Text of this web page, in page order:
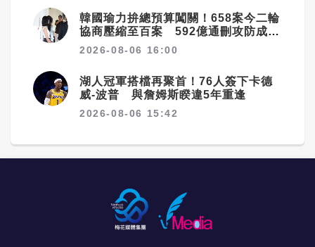
韓國瑜力拚總預算闖關！658案今二輪
協商壓縮至百案 592億通刪攻防成決
戰焦點
2026-08-06 16:00
湖人冠軍搭檔再聚首！76人簽下卡德
威-波普 與詹姆斯睽違5年重逢
2026-08-06 15:42